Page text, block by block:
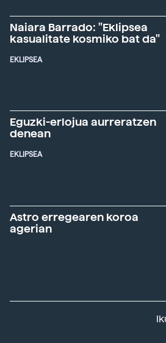
Naiara Barrado: "Eklipsea
kasualitate kosmiko bat da"
EKLIPSEA
Eguzki-erlojua aurreratzen
denean
EKLIPSEA
Astro erregearen koroa
agerian